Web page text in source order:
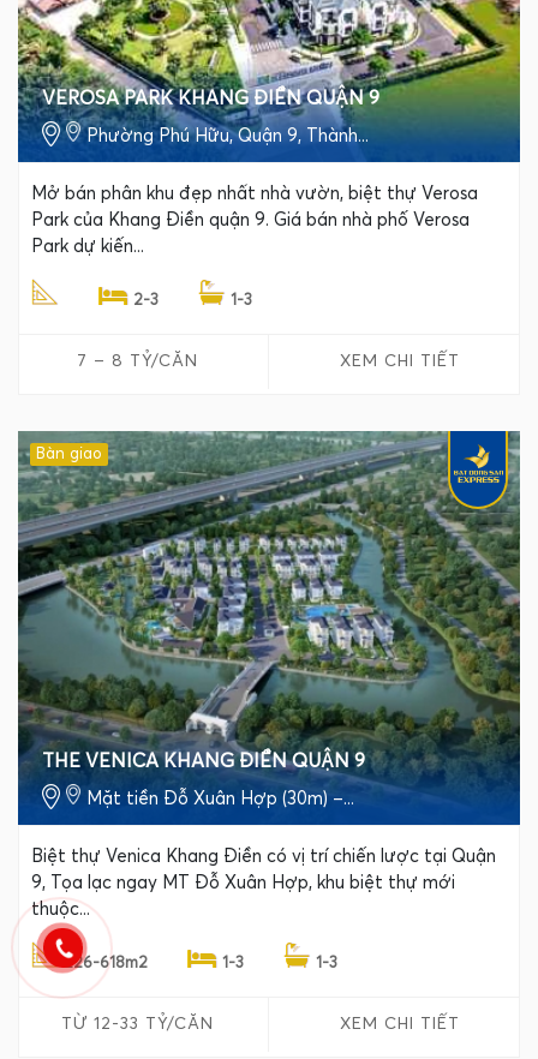
VEROSA PARK KHANG ĐIỀN QUẬN 9
Phường Phú Hữu, Quận 9, Thành...
Mở bán phân khu đẹp nhất nhà vườn, biệt thự Verosa
Park của Khang Điền quận 9. Giá bán nhà phố Verosa
Park dự kiến...
2-3 1-3
7 – 8 TỶ/CĂN XEM CHI TIẾT
Bàn giao
THE VENICA KHANG ĐIỀN QUẬN 9
Mặt tiền Đỗ Xuân Hợp (30m) –...
Biệt thự Venica Khang Điền có vị trí chiến lược tại Quận
9, Tọa lạc ngay MT Đỗ Xuân Hợp, khu biệt thự mới
thuộc...
226-618m2 1-3 1-3
TỪ 12-33 TỶ/CĂN XEM CHI TIẾT